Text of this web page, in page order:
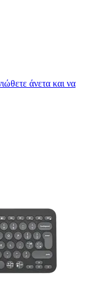
άνετα και να